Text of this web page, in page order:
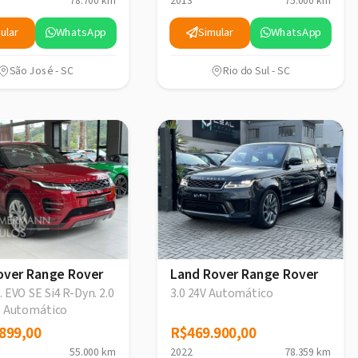
WhatsApp
São José - SC
Simular WhatsApp
Rio do Sul - SC
Range Rover
SE Si4 R-Dyn. 2.0
Automático
55.000 km
Land Rover Range Rover
3.0 24V Automático
R$469.900,00
R$469.900,00
2022 78.359 km